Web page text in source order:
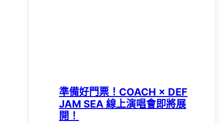
準備好門票！COACH × DEF
JAM SEA 線上演唱會即將展
開！